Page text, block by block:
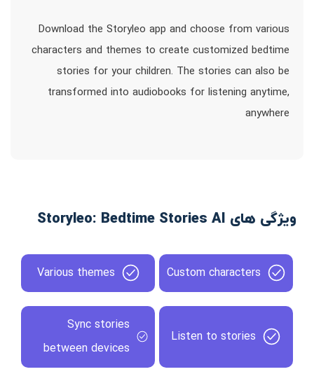
Download the Storyleo app and choose from various
characters and themes to create customized bedtime
stories for your children. The stories can also be
transformed into audiobooks for listening anytime,
anywhere
ویژگی های Storyleo: Bedtime Stories AI
Custom characters
Various themes
Listen to stories
Sync stories
between devices